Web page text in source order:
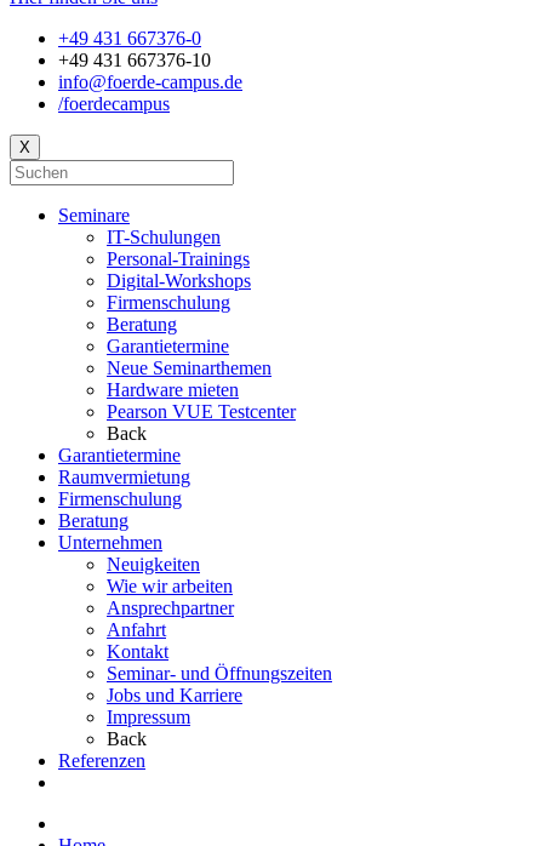
+49 431 667376-0
+49 431 667376-10
info@foerde-campus.de
/foerdecampus
X
Seminare
IT-Schulungen
Personal-Trainings
Digital-Workshops
Firmenschulung
Beratung
Garantietermine
Neue Seminarthemen
Hardware mieten
Pearson VUE Testcenter
Back
Garantietermine
Raumvermietung
Firmenschulung
Beratung
Unternehmen
Neuigkeiten
Wie wir arbeiten
Ansprechpartner
Anfahrt
Kontakt
Seminar- und Öffnungszeiten
Jobs und Karriere
Impressum
Back
Referenzen